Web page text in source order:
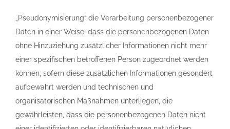
„Pseudonymisierung“ die Verarbeitung personenbezogener
Daten in einer Weise, dass die personenbezogenen Daten
ohne Hinzuziehung zusätzlicher Informationen nicht mehr
einer spezifischen betroffenen Person zugeordnet werden
können, sofern diese zusätzlichen Informationen gesondert
aufbewahrt werden und technischen und
organisatorischen Maßnahmen unterliegen, die
gewährleisten, dass die personenbezogenen Daten nicht